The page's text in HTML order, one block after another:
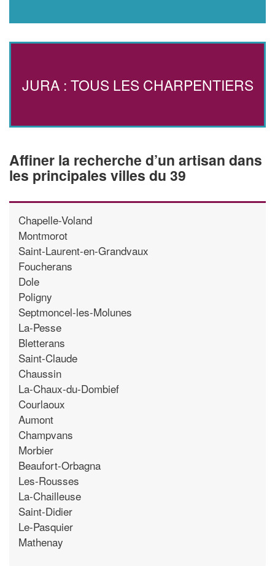
JURA : TOUS LES CHARPENTIERS
Affiner la recherche d’un artisan dans
les principales villes du 39
Chapelle-Voland
Montmorot
Saint-Laurent-en-Grandvaux
Foucherans
Dole
Poligny
Septmoncel-les-Molunes
La-Pesse
Bletterans
Saint-Claude
Chaussin
La-Chaux-du-Dombief
Courlaoux
Aumont
Champvans
Morbier
Beaufort-Orbagna
Les-Rousses
La-Chailleuse
Saint-Didier
Le-Pasquier
Mathenay